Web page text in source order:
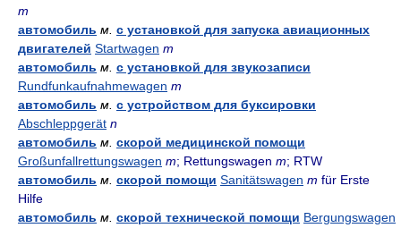
m
автомобиль м. с установкой для запуска авиационных
двигателей Startwagen m
автомобиль м. с установкой для звукозаписи
Rundfunkaufnahmewagen m
автомобиль м. с устройством для буксировки
Abschleppgerät n
автомобиль м. скорой медицинской помощи
Großunfallrettungswagen m; Rettungswagen m; RTW
автомобиль м. скорой помощи Sanitätswagen m für Erste
Hilfe
автомобиль м. скорой технической помощи Bergungswagen